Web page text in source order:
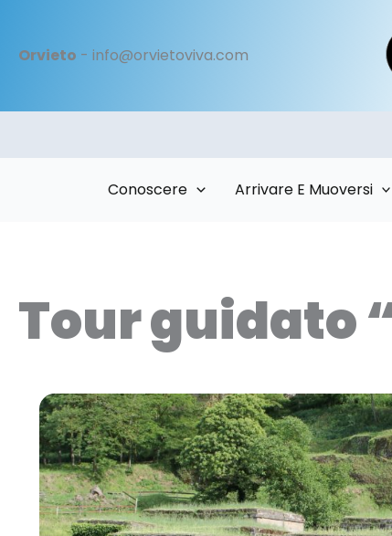
contenuto
Orvieto - info@orvietoviva.com
Conoscere Arrivare E Muoversi
Tour guidato